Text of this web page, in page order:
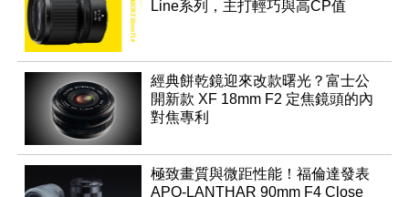
Line系列，主打輕巧與高CP值
經典餅乾鏡迎來改款曙光？富士公
開新款 XF 18mm F2 定焦鏡頭的內
對焦專利
極致畫質與微距性能！福倫達發表
APO-LANTHAR 90mm F4 Close